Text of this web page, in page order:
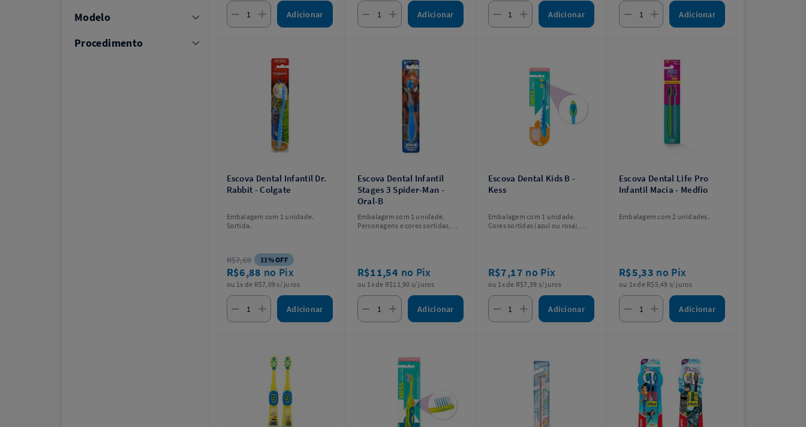
Adicionar Adicionar Adicionar Adicionar
Escova Dental Infantil Dr.
Rabbit - Colgate
Embalagem com 1 unidade.
Sortida.
R$7,69 11% OFF
R$6,88 no Pix
ou 1x de R$7,09 s/ juros
Adicionar
Escova Dental Infantil
Stages 3 Spider-Man -
Oral-B
Embalagem com 1 unidade.
Personagens e cores sortidas,
R$11,54 no Pix
ou 1x de R$11,90 s/ juros
Adicionar
Escova Dental Kids B -
Kess
Embalagem com 1 unidade.
Cores sortidas (azul ou rosa),
R$7,17 no Pix
ou 1x de R$7,39 s/ juros
Adicionar
Escova Dental Life Pro
Infantil Macia - Medfio
Embalagem com 2 unidades.
R$5,33 no Pix
ou 1x de R$5,49 s/ juros
Adicionar
Modelo
Procedimento